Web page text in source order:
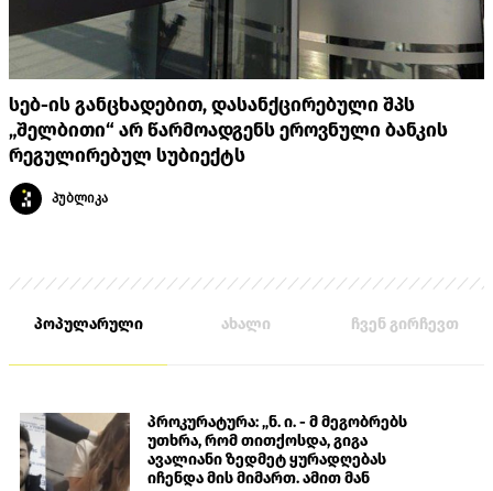
სებ-ის განცხადებით, დასანქცირებული შპს
„შელბითი“ არ წარმოადგენს ეროვნული ბანკის
რეგულირებულ სუბიექტს
პუბლიკა
პოპულარული ახალი ჩვენ გირჩევთ
პროკურატურა: „ნ. ი. - მ მეგობრებს
უთხრა, რომ თითქოსდა, გიგა
ავალიანი ზედმეტ ყურადღებას
იჩენდა მის მიმართ. ამით მან